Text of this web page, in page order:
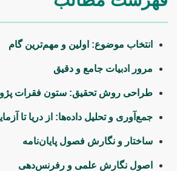
انتخاب موضوع: اولین و مهم‌ترین گام
مرور ادبیات جامع و دقیق
طراحی روش تحقیق: ستون فقرات
جمع‌آوری و تحلیل داده‌ها: از دریا تا
ساختار و نگارش فصول پایان‌نامه
اصول نگارش علمی و رفرنس‌دهی